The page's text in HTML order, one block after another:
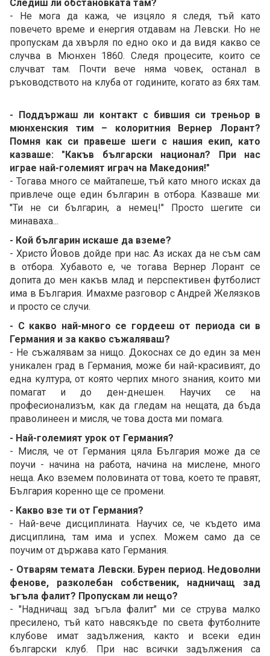
Следиш ли обстановката там?
- Не мога да кажа, че изцяло я следя, тъй като
повечето време и енергия отдавам на Левски. Но не
пропускам да хвърля по едно око и да видя какво се
случва в Мюнхен 1860. Следя процесите, които се
случват там. Почти вече няма човек, останал в
ръководството на клуба от годините, когато аз бях там.
- Поддържаш ли контакт с бившия си треньор в
мюнхенския тим – колоритния Вернер Лорант?
Помня как си правеше шеги с нашия екип, като
казваше: "Какъв български национал? При нас
играе най-големият играч на Македония!"
- Тогава много се майтапеше, тъй като много исках да
привлече още един българин в отбора. Казваше ми:
"Ти не си българин, а немец!" Просто шегите си
минаваха...
- Кой българин искаше да вземе?
- Христо Йовов дойде при нас. Аз исках да не съм сам
в отбора. Хубавото е, че тогава Вернер Лорант се
допита до мен какъв млад и перспективен футболист
има в България. Имахме разговор с Андрей Желязков
и просто се случи.
- С какво най-много се гордееш от периода си в
Германия и за какво съжаляваш?
- Не съжалявам за нищо. Докоснах се до един за мен
уникален град в Германия, може би най-красивият, до
една култура, от която черпих много знания, които ми
помагат и до ден-днешен. Научих се на
професионализъм, как да гледам на нещата, да бъда
праволинеен и мисля, че това доста ми помага.
- Най-големият урок от Германия?
- Мисля, че от Германия цяла България може да се
поучи - начина на работа, начина на мислене, много
неща. Ако вземем половината от това, което те правят,
България коренно ще се промени.
- Какво взе ти от Германия?
- Най-вече дисциплината. Научих се, че където има
дисциплина, там има и успех. Можем само да се
поучим от държава като Германия.
- Отварям темата Левски. Бурен период. Недоволни
фенове, разколебан собственик, надничащ зад
ъгъла фалит? Пропускам ли нещо?
- "Надничащ зад ъгъла фалит" ми се струва малко
пресилено, тъй като навсякъде по света футболните
клубове имат задължения, както и всеки един
български клуб. При нас всички задължения са